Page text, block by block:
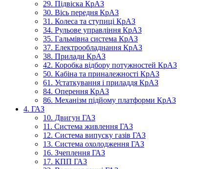
29. Підвіска КрАЗ
30. Вісь передня КрАЗ
31. Колеса та ступиці КрАЗ
34. Рульове управління КрАЗ
35. Гальмівна система КрАЗ
37. Електрообладнання КрАЗ
38. Прилади КрАЗ
42. Коробка відбору потужностей КрАЗ
50. Кабіна та приналежності КрАЗ
61. Устаткування і приладдя КрАЗ
84. Оперення КрАЗ
86. Механізм підйому платформи КрАЗ
4. ГАЗ
10. Двигун ГАЗ
11. Система живлення ГАЗ
12. Система випуску газів ГАЗ
13. Система охолодження ГАЗ
16. Зчеплення ГАЗ
17. КПП ГАЗ